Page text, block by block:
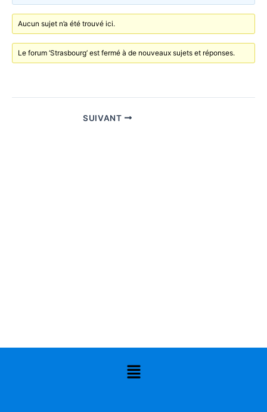
k
Aucun sujet n’a été trouvé ici.
Le forum ‘Strasbourg’ est fermé à de nouveaux sujets et réponses.
SUIVANT
Menu